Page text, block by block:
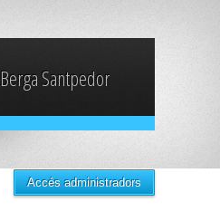
Berga Santpedor
Accés administradors